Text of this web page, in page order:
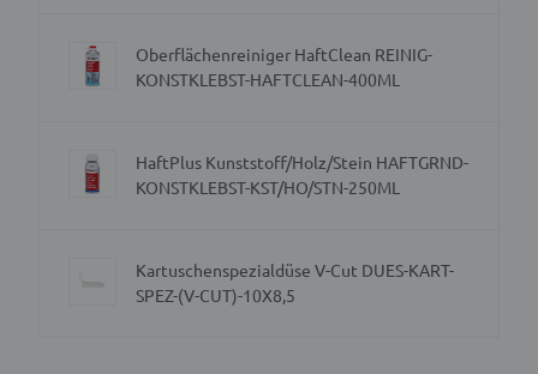
Oberflächenreiniger HaftClean REINIG-
KONSTKLEBST-HAFTCLEAN-400ML
HaftPlus Kunststoff/Holz/Stein HAFTGRND-
KONSTKLEBST-KST/HO/STN-250ML
Kartuschenspezialdüse V-Cut DUES-KART-
SPEZ-(V-CUT)-10X8,5